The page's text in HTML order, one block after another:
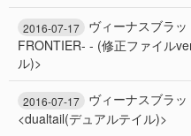
2016-07-17
ヴィーナスブラ
FRONTIER- - (修正ファイル
ル)>
2016-07-17
ヴィーナスブラ
<dualtail(デュアルテイル)>